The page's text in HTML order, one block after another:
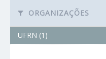
ORGANIZAÇÕES
UFRN (1)